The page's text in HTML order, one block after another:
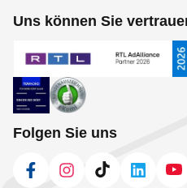
Uns können Sie
Folgen Sie uns